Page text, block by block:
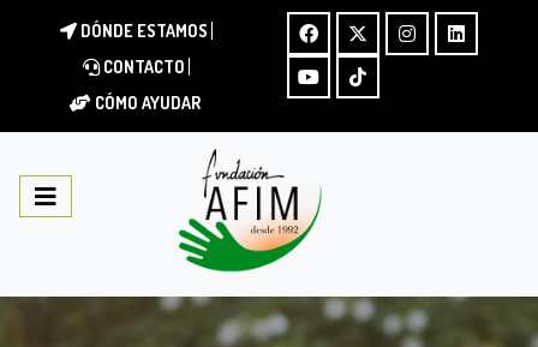
DÓNDE ESTAMOS
CONTACTO
CÓMO AYUDAR